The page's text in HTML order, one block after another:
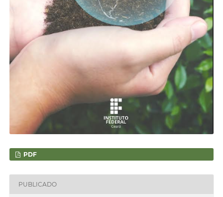
PDF
PUBLICADO